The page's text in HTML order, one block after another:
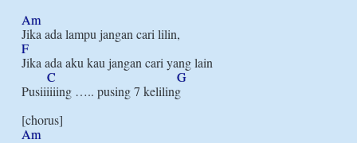
Am
F
Jika ada aku kau jangan cari yang lain
C
G
Pusiiiiiing ….. pusing 7 keliling
Am